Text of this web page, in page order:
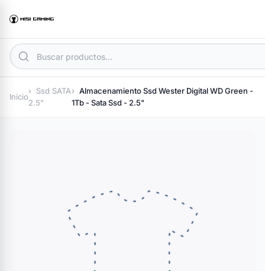
Inicio
Ssd SATA
2.5"
Almacenamiento Ssd Wester Digital WD Green -
1Tb - Sata Ssd - 2.5"